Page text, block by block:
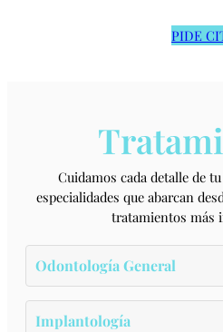
PIDE
Cuidamos cada detalle de
especialidades que abarcan
tratamientos más
Odontología General
Implantología